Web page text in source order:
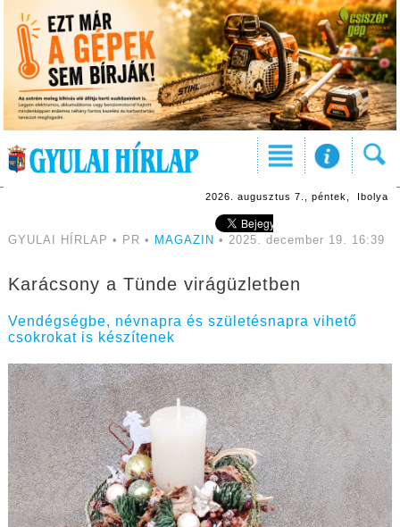
2026. augusztus 7., péntek, Ibolya
GYULAI HÍRLAP • PR • MAGAZIN • 2025. december 19. 16:39
Karácsony a Tünde virágüzletben
Vendégségbe, névnapra és születésnapra vihető
csokrokat is készítenek